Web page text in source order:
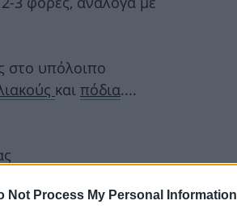
Not Process My Personal Information
στο υπόλοιπο
και πόδια....
Μιχάλη Μυλωνάκη